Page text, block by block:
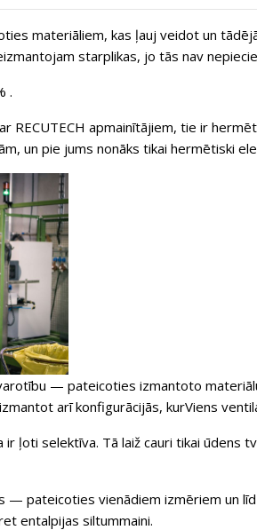
materiāliem, kas ļauj veidot un
starplikas, jo tās nav
.
RECUTECH apmainītājiem, tie ir
un pie jums nonāks tikai hermētiski
— pateicoties izmantoto
arī konfigurācijās, kurViens
ir ļoti selektīva. Tā laiž cauri tikai ūdens
— pateicoties vienādiem izmēriem un
entalpijas siltummaini.